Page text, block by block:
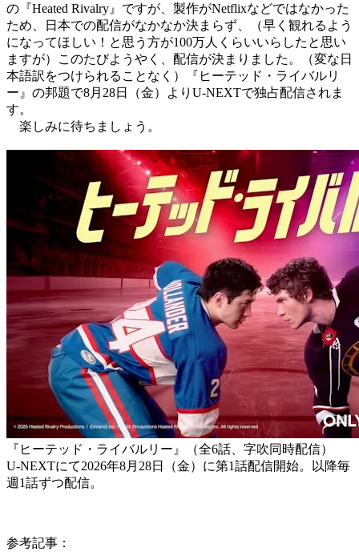
の『Heated Rivalry』ですが、製作がNetflixなどではなかった
ため、日本での配信がなかなか決まらず、（早く観れるよう
になってほしい！と思う方が100万人くらいいらしたと思い
ますが）このたびようやく、配信が決まりました。（変な日
本語訳をつけられることなく）『ヒーテッド・ライバルリ
ー』の邦題で8月28日（金）よりU-NEXTで独占配信されま
す。
楽しみに待ちましょう。
『ヒーテッド・ライバルリー』（全6話、字吹同時配信）
U-NEXTにて2026年8月28日（金）に第1話配信開始。以降毎
週1話ずつ配信。
参考記事：